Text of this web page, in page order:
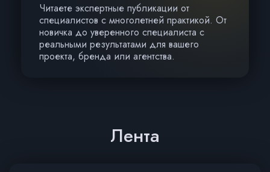
Читаете экспертные публикации от
специалистов с многолетней практикой. От
новичка до уверенного специалиста с
реальными результатами для вашего
проекта, бренда или агентства.
Лента